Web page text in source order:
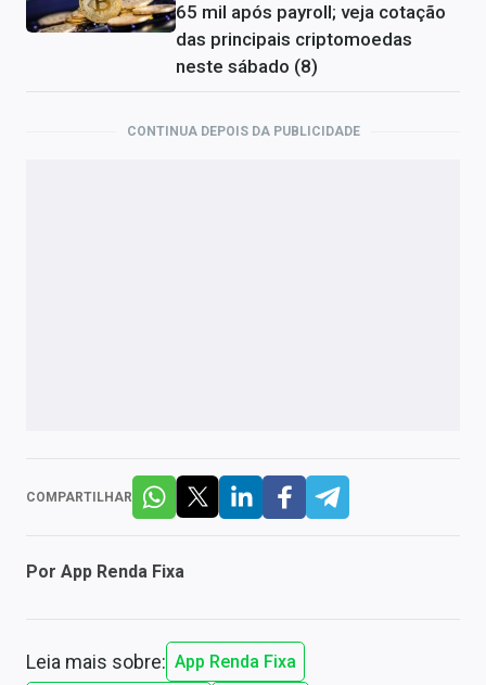
65 mil após payroll; veja cotação
das principais criptomoedas
neste sábado (8)
CONTINUA DEPOIS DA PUBLICIDADE
COMPARTILHAR
Por App Renda Fixa
Leia mais sobre: App Renda Fixa